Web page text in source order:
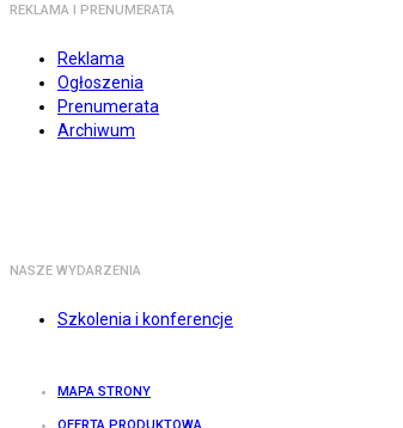
REKLAMA I PRENUMERATA
Reklama
Ogłoszenia
Prenumerata
Archiwum
NASZE WYDARZENIA
Szkolenia i konferencje
MAPA STRONY